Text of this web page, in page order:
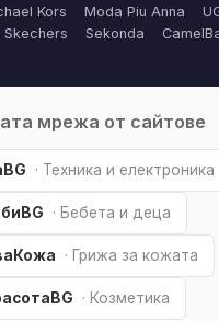
Kors Moda Piu Anna
Skechers Sekonda
мрежа от сайтове
· Техника и електроника
· Бебета и деца
· Грижа за кожата
· Козметика